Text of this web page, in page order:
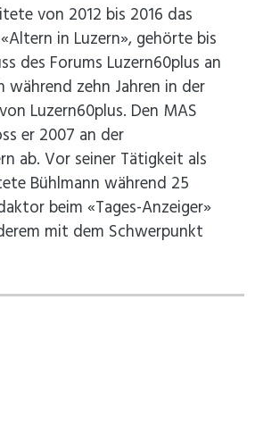
von 2012 bis 2016 das
in Luzern», gehörte bis
des Forums Luzern60plus an
während zehn Jahren in der
Luzern60plus. Den MAS
er 2007 an der
ab. Vor seiner Tätigkeit als
Bühlmann während 25
beim «Tages-Anzeiger»
mit dem Schwerpunkt